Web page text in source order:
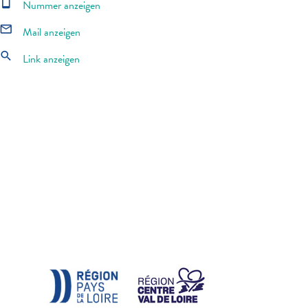
Nummer anzeigen
mail_outline Mail anzeigen
search Link anzeigen